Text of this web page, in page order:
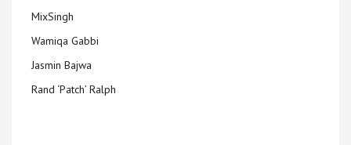
MixSingh
Wamiqa Gabbi
Jasmin Bajwa
Rand ‘Patch’ Ralph